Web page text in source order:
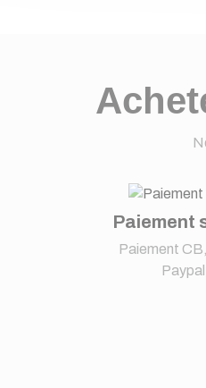
Paiement
Paiement